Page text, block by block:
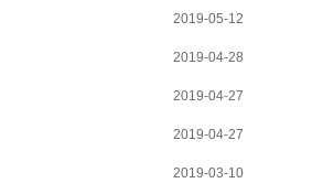
2019-05-12
2019-04-28
2019-04-27
2019-04-27
2019-03-10